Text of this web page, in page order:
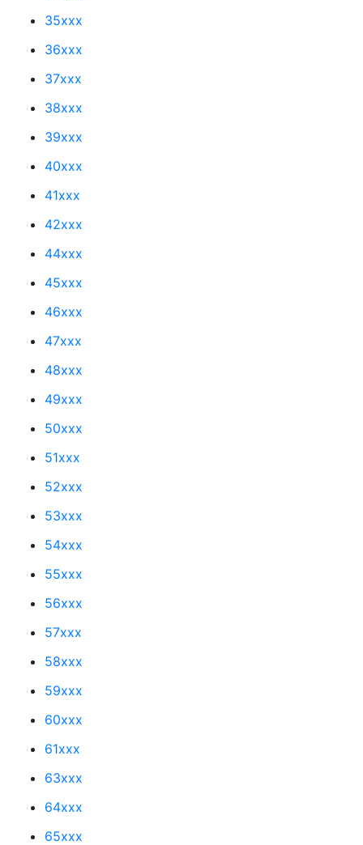
35xxx
36xxx
37xxx
38xxx
39xxx
40xxx
41xxx
42xxx
44xxx
45xxx
46xxx
47xxx
48xxx
49xxx
50xxx
51xxx
52xxx
53xxx
54xxx
55xxx
56xxx
57xxx
58xxx
59xxx
60xxx
61xxx
63xxx
64xxx
65xxx